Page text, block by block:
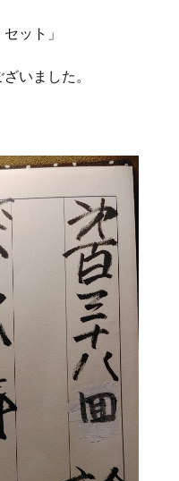
ット」
いました。